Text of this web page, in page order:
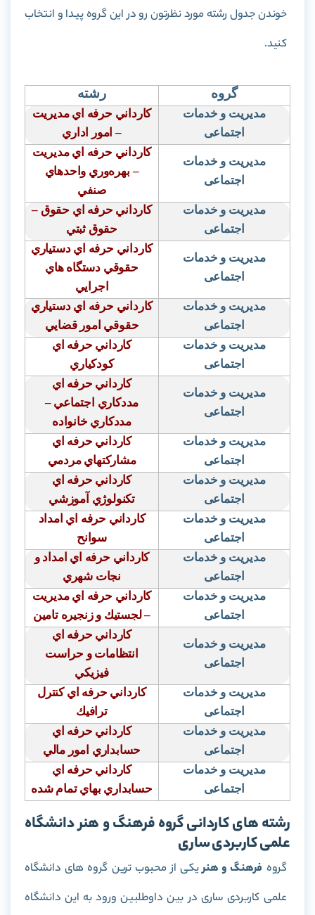
خوندن جدول رشته مورد نظرتون رو در این گروه پیدا و انتخاب
کنید.
گروه رشته
مدیریت و خدمات
اجتماعی
كارداني حرفه اي مديريت
– امور اداري
مدیریت و خدمات
اجتماعی
كارداني حرفه اي مديريت
–بهره‌وري واحدهاي
صنفي
مدیریت و خدمات
اجتماعی
كارداني حرفه اي حقوق –
حقوق ثبتي
مدیریت و خدمات
اجتماعی
كارداني حرفه اي دستياري
حقوقي دستگاه هاي
اجرايي
مدیریت و خدمات
اجتماعی
كارداني حرفه اي دستياري
حقوقي امور قضايي
مدیریت و خدمات
اجتماعی
كارداني حرفه اي
كودكياري
مدیریت و خدمات
اجتماعی
كارداني حرفه اي
مددكاري اجتماعي –
مددكاري خانواده
مدیریت و خدمات
اجتماعی
كارداني حرفه اي
مشاركتهاي مردمي
مدیریت و خدمات
اجتماعی
كارداني حرفه اي
تكنولوژي آموزشي
مدیریت و خدمات
اجتماعی
كارداني حرفه اي امداد
سوانح
مدیریت و خدمات
اجتماعی
كارداني حرفه اي امداد و
نجات شهري
مدیریت و خدمات
اجتماعی
كارداني حرفه اي مديريت
– لجستيك و زنجيره تامين
مدیریت و خدمات
اجتماعی
كارداني حرفه اي
انتظامات و حراست
فيزيكي
مدیریت و خدمات
اجتماعی
كارداني حرفه اي كنترل
ترافيك
مدیریت و خدمات
اجتماعی
كارداني حرفه اي
حسابداري امور مالي
مدیریت و خدمات
اجتماعی
كارداني حرفه اي
حسابداري بهاي تمام شده
رشته های کاردانی گروه فرهنگ و هنر دانشگاه
علمی کاربردی ساری
گروه فرهنگ و هنریکی از محبوب ترین گروه های دانشگاه
علمی کاربردی ساری در بین داوطلبین ورود به این دانشگاه